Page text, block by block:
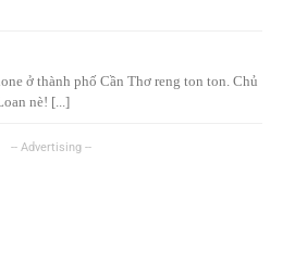
ở thành phố Cần Thơ reng ton ton. Chủ
nè! [...]